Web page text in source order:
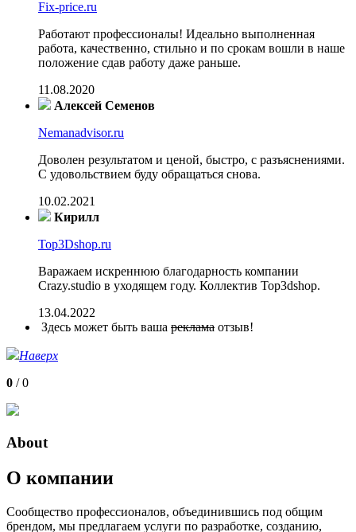
Fix-price.ru
Работают профессионалы! Идеально выполненная
работа, качественно, стильно и по срокам вошли в наше
положение сдав работу даже раньше.
11.08.2020
Алексей Семенов
Nemanadvisor.ru
Доволен результатом и ценой, быстро, с разъяснениями.
С удовольствием буду обращаться снова.
10.02.2021
Кирилл
Top3Dshop.ru
Варажаем искреннюю благодарность компании
Crazy.studio в уходящем году. Коллектив Top3dshop.
13.04.2022
Здесь может быть ваша реклама отзыв!
Наверх
0 /0
About
О компании
Сообщество профессионалов, объединившись под общим
брендом, мы предлагаем услуги по разработке, созданию,